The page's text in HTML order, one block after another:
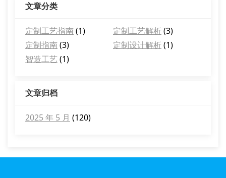
文章分类
定制工艺指南(1) 定制工艺解析(3)
定制指南(3) 定制设计解析(1)
智造工艺(1)
文章归档
2025 年 5 月 (120)